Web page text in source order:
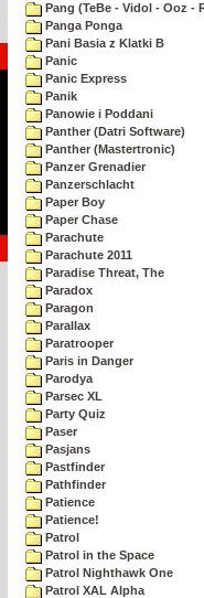
Pang (TeBe - Vidol - Ooz -
Panga Ponga
Pani Basia z Klatki B
Panic
Panic Express
Panik
Panowie i Poddani
Panther (Datri Software)
Panther (Mastertronic)
Panzer Grenadier
Panzerschlacht
Paper Boy
Paper Chase
Parachute
Parachute 2011
Paradise Threat, The
Paradox
Paragon
Parallax
Paratrooper
Paris in Danger
Parodya
Parsec XL
Party Quiz
Paser
Pasjans
Pastfinder
Pathfinder
Patience
Patience!
Patrol
Patrol in the Space
Patrol Nighthawk One
Patrol XAL Alpha